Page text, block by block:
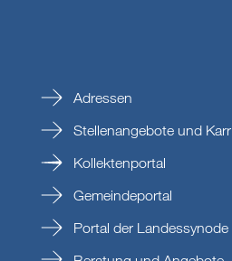
Adressen
Stellenangebote und
Kollektenportal
Gemeindeportal
Portal der Landessynode